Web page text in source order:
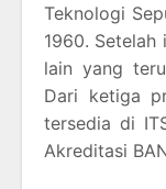
Teknologi
1960.
lain yang
Dari ketiga
tersedia di
Akreditasi